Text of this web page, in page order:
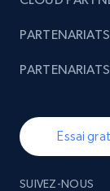
Essai
SUIVEZ-NOUS
PARTENARIATS